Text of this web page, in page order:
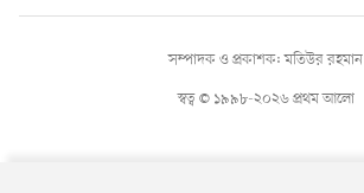
স্বত্ব © ১৯৯৮-২০২৬ প্রথম আলো
সম্পাদক ও প্রকাশক: মতিউর রহমান